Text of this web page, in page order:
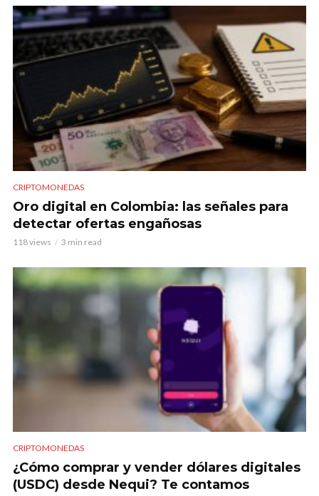
CRIPTOMONEDAS
Oro digital en Colombia: las señales para
detectar ofertas engañosas
118 views 3 min read
CRIPTOMONEDAS
¿Cómo comprar y vender dólares digitales
(USDC) desde Nequi? Te contamos